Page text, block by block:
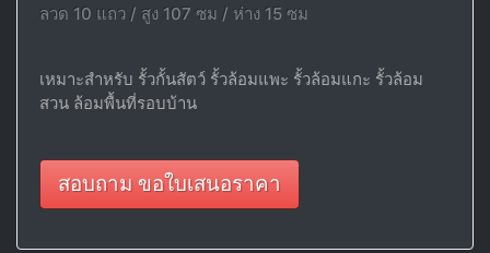
ลวด 10 แถว / สูง 107 ซม / ห่าง 15 ซม
เหมาะสำหรับ รั้วกั้นสัตว์ รั้วล้อมแพะ รั้วล้อมแกะ รั้วล้อม
สวน ล้อมพื้นที่รอบบ้าน
สอบถาม ขอใบเสนอราคา